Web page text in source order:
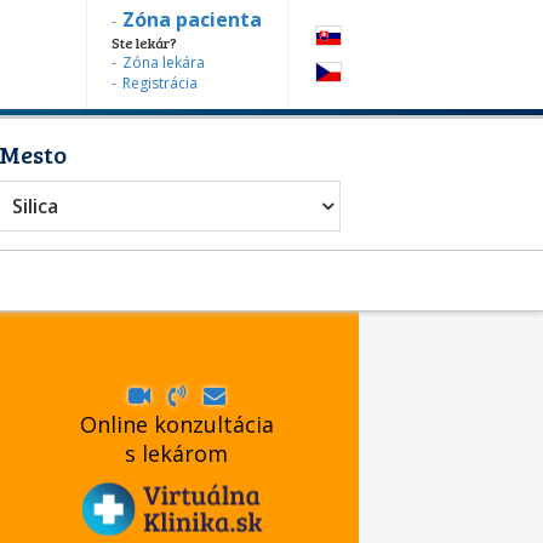
Zóna pacienta
Ste lekár?
Zóna lekára
Registrácia
Mesto
Silica
Online konzultácia
s lekárom